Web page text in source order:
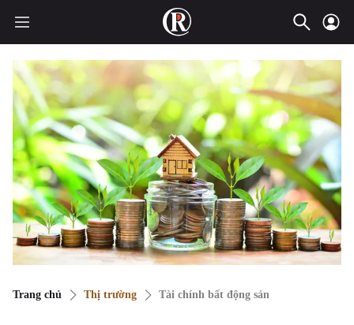
Trang chủ Thị trường Tài chính bất động sản